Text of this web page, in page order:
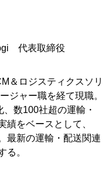
代表取締役
＆ロジスティクスソリ
ジャー職を経て現職。
数100社超の運輸・
績をベースとして、
最新の運輸・配送関連
る。